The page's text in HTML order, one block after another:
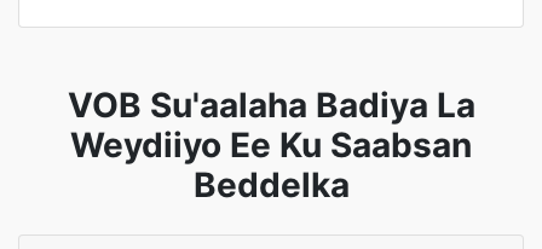
VOB Su'aalaha Badiya La
Weydiiyo Ee Ku Saabsan
Beddelka